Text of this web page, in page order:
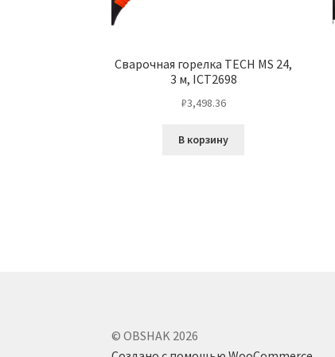
Сварочная горелка TECH MS 24,
3 м, ICT2698
₽3,498.36
В корзину
© OBSHAK 2026